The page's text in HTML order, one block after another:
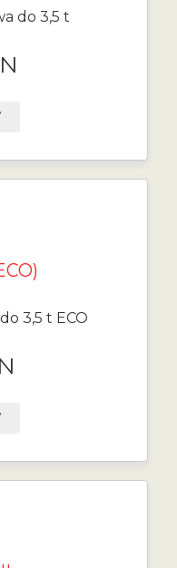
do 3,5 t
3,5 t ECO